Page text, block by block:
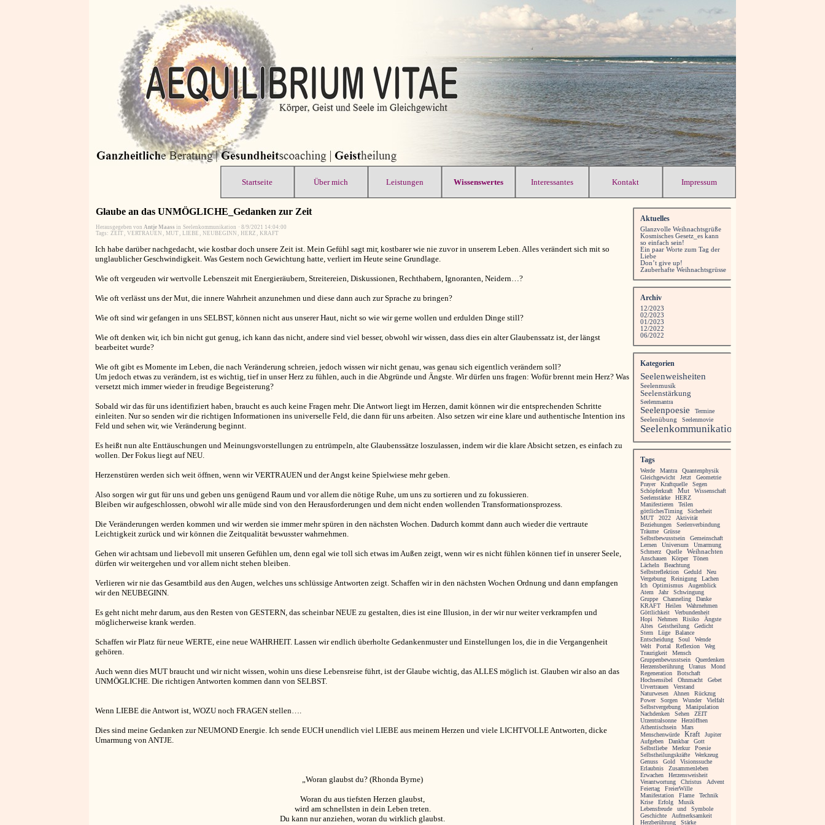
Startseite Über mich Leistungen Wissenswertes Interessantes Kontakt Impressum
Glaube an das UNMÖGLICHE_Gedanken zur Zeit
Herausgegeben von Antje Maass in Seelenkommunikation · 8/9/2021 14:04:00
Tags: ZEIT, VERTRAUEN , MUT, LIEBE , NEUBEGINN , HERZ , KRAFT
Ich habe darüber nachgedacht, wie kostbar doch unsere Zeit ist. Mein Gefühl sagt mir, kostbarer wie nie zuvor in unserem Leben. Alles verändert sich mit so
unglaublicher Geschwindigkeit. Was Gestern noch Gewichtung hatte, verliert im Heute seine Grundlage.
Wie oft vergeuden wir wertvolle Lebenszeit mit Energieräubern, Streitereien, Diskussionen, Rechthabern, Ignoranten, Neidern…?
Wie oft verlässt uns der Mut, die innere Wahrheit anzunehmen und diese dann auch zur Sprache zu bringen?
Wie oft sind wir gefangen in uns SELBST, können nicht aus unserer Haut, nicht so wie wir gerne wollen und erdulden Dinge still?
Wie oft denken wir, ich bin nicht gut genug, ich kann das nicht, andere sind viel besser, obwohl wir wissen, dass dies ein alter Glaubenssatz ist, der längst
bearbeitet wurde?
Wie oft gibt es Momente im Leben, die nach Veränderung schreien, jedoch wissen wir nicht genau, was genau sich eigentlich verändern soll?
Um jedoch etwas zu verändern, ist es wichtig, tief in unser Herz zu fühlen, auch in die Abgründe und Ängste. Wir dürfen uns fragen: Wofür brennt mein Herz? Was
versetzt mich immer wieder in freudige Begeisterung?
Sobald wir das für uns identifiziert haben, braucht es auch keine Fragen mehr. Die Antwort liegt im Herzen, damit können wir die entsprechenden Schritte
einleiten. Nur so senden wir die richtigen Informationen ins universelle Feld, die dann für uns arbeiten. Also setzen wir eine klare und authentische Intention ins
Feld und sehen wir, wie Veränderung beginnt.
Es heißt nun alte Enttäuschungen und Meinungsvorstellungen zu entrümpeln, alte Glaubenssätze loszulassen, indem wir die klare Absicht setzen, es einfach zu
wollen. Der Fokus liegt auf NEU.
Herzenstüren werden sich weit öffnen, wenn wir VERTRAUEN und der Angst keine Spielwiese mehr geben.
Also sorgen wir gut für uns und geben uns genügend Raum und vor allem die nötige Ruhe, um uns zu sortieren und zu fokussieren.
Bleiben wir aufgeschlossen, obwohl wir alle müde sind von den Herausforderungen und dem nicht enden wollenden Transformationsprozess.
Die Veränderungen werden kommen und wir werden sie immer mehr spüren in den nächsten Wochen. Dadurch kommt dann auch wieder die vertraute
Leichtigkeit zurück und wir können die Zeitqualität bewusster wahrnehmen.
Gehen wir achtsam und liebevoll mit unseren Gefühlen um, denn egal wie toll sich etwas im Außen zeigt, wenn wir es nicht fühlen können tief in unserer Seele,
dürfen wir weitergehen und vor allem nicht stehen bleiben.
Verlieren wir nie das Gesamtbild aus den Augen, welches uns schlüssige Antworten zeigt. Schaffen wir in den nächsten Wochen Ordnung und dann empfangen
wir den NEUBEGINN.
Es geht nicht mehr darum, aus den Resten von GESTERN, das scheinbar NEUE zu gestalten, dies ist eine Illusion, in der wir nur weiter verkrampfen und
möglicherweise krank werden.
Schaffen wir Platz für neue WERTE, eine neue WAHRHEIT. Lassen wir endlich überholte Gedankenmuster und Einstellungen los, die in die Vergangenheit
gehören.
Auch wenn dies MUT braucht und wir nicht wissen, wohin uns diese Lebensreise führt, ist der Glaube wichtig, das ALLES möglich ist. Glauben wir also an das
UNMÖGLICHE. Die richtigen Antworten kommen dann von SELBST.
Wenn LIEBE die Antwort ist, WOZU noch FRAGEN stellen….
Dies sind meine Gedanken zur NEUMOND Energie. Ich sende EUCH unendlich viel LIEBE aus meinem Herzen und viele LICHTVOLLE Antworten, dicke
Umarmung von ANTJE.
„Woran glaubst du? (Rhonda Byrne)
Woran du aus tiefsten Herzen glaubst,
wird am schnellsten in dein Leben treten.
Du kann nur anziehen, woran du wirklich glaubst.
Aktuelles
Glanzvolle Weihnachtsgrüße
Kosmisches Gesetz_es kann
so einfach sein!
Ein paar Worte zum Tag der
Liebe
Don’t give up!
Zauberhafte Weihnachtsgrüsse
Archiv
12/2023
02/2023
01/2023
12/2022
06/2022
Kategorien
Seelenweisheiten
Seelenmusik
Seelenstärkung
Seelenmantra
Seelenpoesie Termine
Seelenübung Seelenmovie
Seelenkommunikation
Tags
Werde Mantra
Quantenphysik
Gleichgewicht
Jetzt
Geometrie
Prayer
Kraftquelle
Segen
Schöpferkraft
Mut
Wissenschaft
Seelenstärke
HERZ
Manifestieren
Teilen
göttlichesTiming
Sicherheit
MUT
2022
Aktivität
Beziehungen
Seelenverbindung
Träume
Grüsse
Selbstbewusstsein
Gemeinschaft
Lernen
Universum
Umarmung
Schmerz
Quelle
Weihnachten
Anschauen
Körper
Tönen
Lächeln
Beachtung
Selbstreflektion
Geduld
Neu
Vergebung
Reinigung
Lachen
Ich
Optimismus
Augenblick
Atem
Jahr
Schwingung
Gruppe
Channeling
Danke
KRAFT
Heilen
Wahrnehmen
Göttlichkeit
Verbundenheit
Hopi
Nehmen Risiko
Ängste
Altes
Geistheilung
Gedicht
Stern
Lüge
Balance
Entscheidung
Soul
Wende
Welt
Portal Reflexion
Weg
Traurigkeit
Mensch
Gruppenbewusstsein
Querdenken
Herzensberührung
Uranus
Mond
Regeneration
Botschaft
Hochsensibel
Ohnmacht
Gebet
Urvertrauen
Verstand
Naturwesen
Ahnen
Rückzug
Power
Sorgen Wunder
Vielfalt
Selbstvergebung
Manipulation
Nachdenken
Sehen
ZEIT
Urzentralsonne
Herzöffnen
Athentischsein
Mars
Menschenwürde
Kraft
Jupiter
Aufgeben
Dankbar
Gott
Selbstliebe
Merkur
Poesie
Selbstheilungskräfte
Werkzeug
Genuss
Gold
Visionssuche
Erlaubnis
Zusammenleben
Erwachen
Herzensweisheit
Verantwortung
Christus
Advent
Feiertag
FreierWille
Manifestation
Flame
Technik
Krise
Erfolg
Musik
Lebensfreude
und
Symbole
Geschichte
Aufmerksamkeit
Herzberührung
Stärke